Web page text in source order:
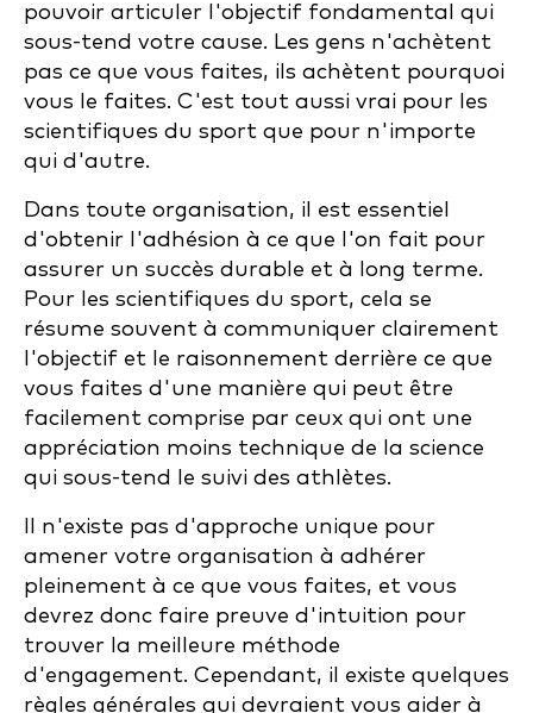
pouvoir articuler l'objectif fondamental qui
sous-tend votre cause. Les gens n'achètent
pas ce que vous faites, ils achètent pourquoi
vous le faites. C'est tout aussi vrai pour les
scientifiques du sport que pour n'importe
qui d'autre.
Dans toute organisation, il est essentiel
d'obtenir l'adhésion à ce que l'on fait pour
assurer un succès durable et à long terme.
Pour les scientifiques du sport, cela se
résume souvent à communiquer clairement
l'objectif et le raisonnement derrière ce que
vous faites d'une manière qui peut être
facilement comprise par ceux qui ont une
appréciation moins technique de la science
qui sous-tend le suivi des athlètes.
Il n'existe pas d'approche unique pour
amener votre organisation à adhérer
pleinement à ce que vous faites, et vous
devrez donc faire preuve d'intuition pour
trouver la meilleure méthode
d'engagement. Cependant, il existe quelques
règles générales qui devraient vous aider à